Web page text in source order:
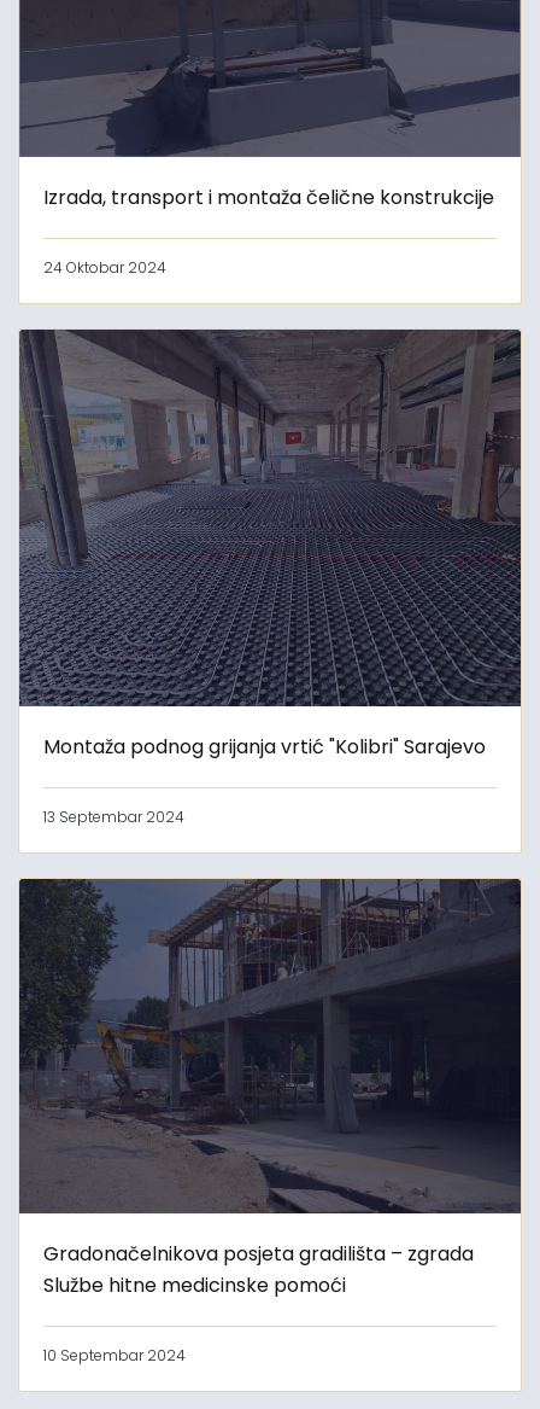
Izrada, transport i montaža čelične konstrukcije
24 Oktobar 2024
Montaža podnog grijanja vrtić "Kolibri" Sarajevo
13 Septembar 2024
Gradonačelnikova posjeta gradilišta – zgrada
Službe hitne medicinske pomoći
10 Septembar 2024